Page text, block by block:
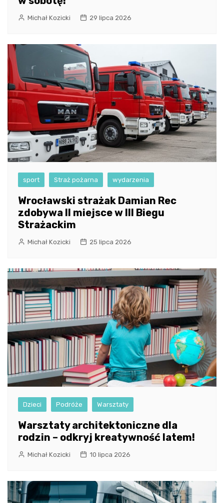
Michał Kozicki 29 lipca 2026
sport Straż pożarna wydarzenia
Wrocławski strażak Damian Rec
zdobywa II miejsce w III Biegu
Strażackim
Michał Kozicki 25 lipca 2026
Dzieci Podróże Warsztaty
Warsztaty architektoniczne dla
rodzin – odkryj kreatywność latem!
Michał Kozicki 10 lipca 2026